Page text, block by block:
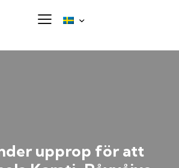
upprop för att